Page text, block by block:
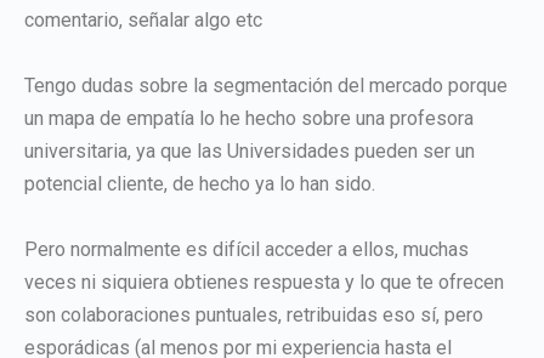
comentario, señalar algo etc
Tengo dudas sobre la segmentación del mercado porque
un mapa de empatía lo he hecho sobre una profesora
universitaria, ya que las Universidades pueden ser un
potencial cliente, de hecho ya lo han sido.
Pero normalmente es difícil acceder a ellos, muchas
veces ni siquiera obtienes respuesta y lo que te ofrecen
son colaboraciones puntuales, retribuidas eso sí, pero
esporádicas (al menos por mi experiencia hasta el